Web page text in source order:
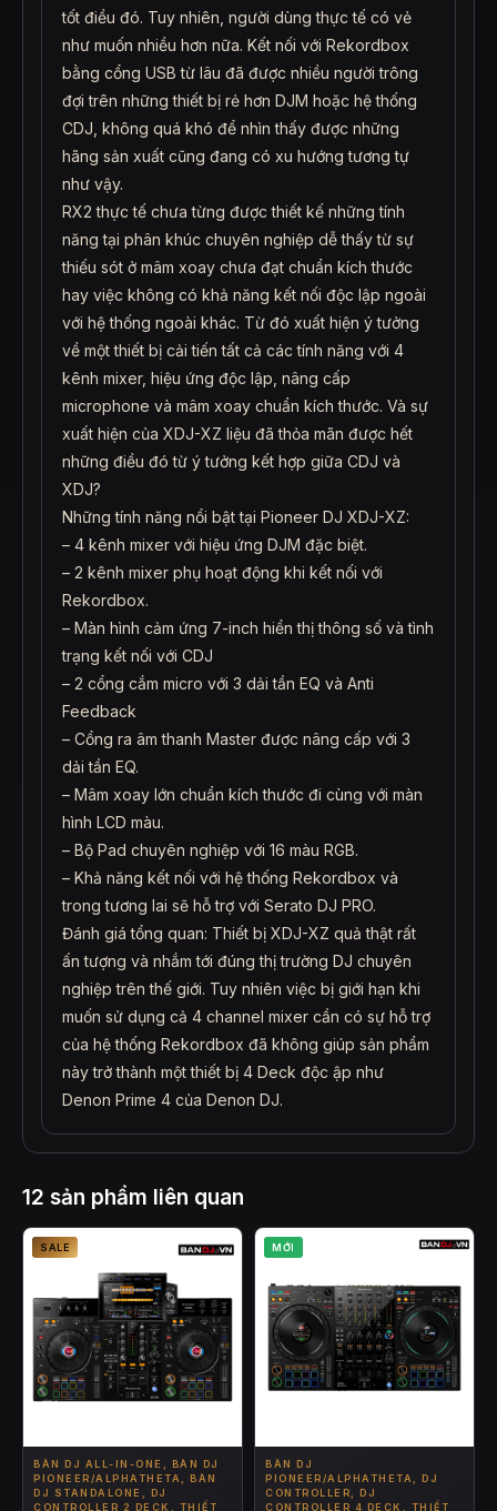
tốt điều đó. Tuy nhiên, người dùng thực tế có vẻ
như muốn nhiều hơn nữa. Kết nối với Rekordbox
bằng cổng USB từ lâu đã được nhiều người trông
đợi trên những thiết bị rẻ hơn DJM hoặc hệ thống
CDJ, không quá khó để nhìn thấy được những
hãng sản xuất cũng đang có xu hướng tương tự
như vậy.
RX2 thực tế chưa từng được thiết kế những tính
năng tại phân khúc chuyên nghiệp dễ thấy từ sự
thiếu sót ở mâm xoay chưa đạt chuẩn kích thước
hay việc không có khả năng kết nối độc lập ngoài
với hệ thống ngoài khác. Từ đó xuất hiện ý tưởng
về một thiết bị cải tiến tất cả các tính năng với 4
kênh mixer, hiệu ứng độc lập, nâng cấp
microphone và mâm xoay chuẩn kích thước. Và sự
xuất hiện của XDJ-XZ liệu đã thỏa mãn được hết
những điều đó từ ý tưởng kết hợp giữa CDJ và
XDJ?
Những tính năng nổi bật tại Pioneer DJ XDJ-XZ:
– 4 kênh mixer với hiệu ứng DJM đặc biệt.
– 2 kênh mixer phụ hoạt động khi kết nối với
Rekordbox.
– Màn hình cảm ứng 7-inch hiển thị thông số và tình
trạng kết nối với CDJ
– 2 cổng cắm micro với 3 dải tần EQ và Anti
Feedback
– Cổng ra âm thanh Master được nâng cấp với 3
dải tần EQ.
– Mâm xoay lớn chuẩn kích thước đi cùng với màn
hình LCD màu.
– Bộ Pad chuyên nghiệp với 16 màu RGB.
– Khả năng kết nối với hệ thống Rekordbox và
trong tương lai sẽ hỗ trợ với Serato DJ PRO.
Đánh giá tổng quan: Thiết bị XDJ-XZ quả thật rất
ấn tượng và nhắm tới đúng thị trường DJ chuyên
nghiệp trên thế giới. Tuy nhiên việc bị giới hạn khi
muốn sử dụng cả 4 channel mixer cần có sự hỗ trợ
của hệ thống Rekordbox đã không giúp sản phẩm
này trở thành một thiết bị 4 Deck độc ập như
Denon Prime 4 của Denon DJ.
12 sản phẩm liên quan
SALE
BÀN DJ ALL-IN-ONE, BÀN DJ
PIONEER/ALPHATHETA, BÀN
DJ STANDALONE, DJ
CONTROLLER 2 DECK, THIẾT
MỚI
BÀN DJ
PIONEER/ALPHATHETA, DJ
CONTROLLER, DJ
CONTROLLER 4 DECK, THIẾT